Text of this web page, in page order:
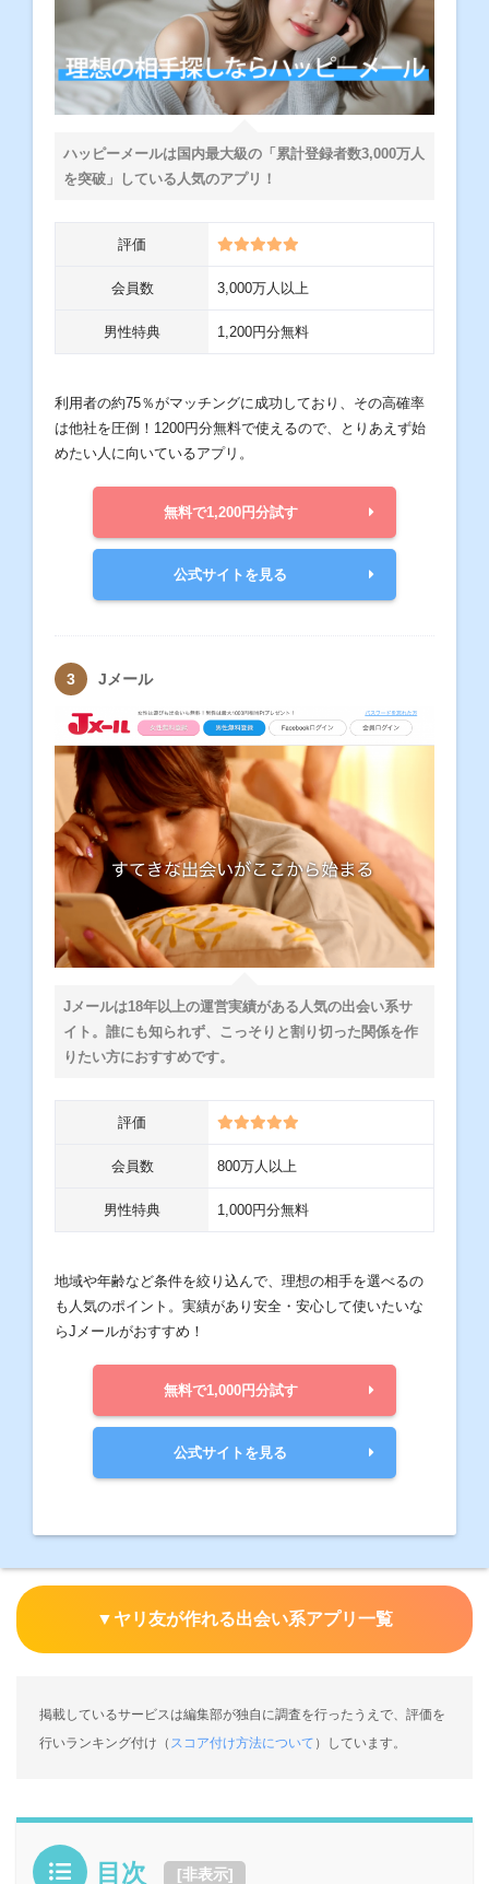
ハッピーメールは国内最大級の「累計登録者数3,000万人
を突破」している人気のアプリ！
評価
会員数 3,000万人以上
男性特典 1,200円分無料
利用者の約75％がマッチングに成功しており、その高確率
は他社を圧倒！1200円分無料で使えるので、とりあえず始
めたい人に向いているアプリ。
無料で1,200円分試す
公式サイトを見る
Jメール
Jメールは18年以上の運営実績がある人気の出会い系サ
イト。誰にも知られず、こっそりと割り切った関係を作
りたい方におすすめです。
評価
会員数 800万人以上
男性特典 1,000円分無料
地域や年齢など条件を絞り込んで、理想の相手を選べるの
も人気のポイント。実績があり安全・安心して使いたいな
らJメールがおすすめ！
無料で1,000円分試す
公式サイトを見る
▼ヤリ友が作れる出会い系アプリ一覧
掲載しているサービスは編集部が独自に調査を行ったうえで、評価を
行いランキング付け（ スコア付け方法について ）しています。
目次 [非表示]